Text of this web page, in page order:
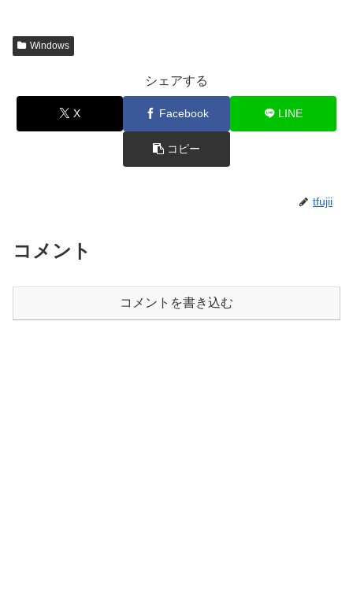
Windows
シェアする
X Facebook LINE
コピー
tfujii
コメント
コメントを書き込む